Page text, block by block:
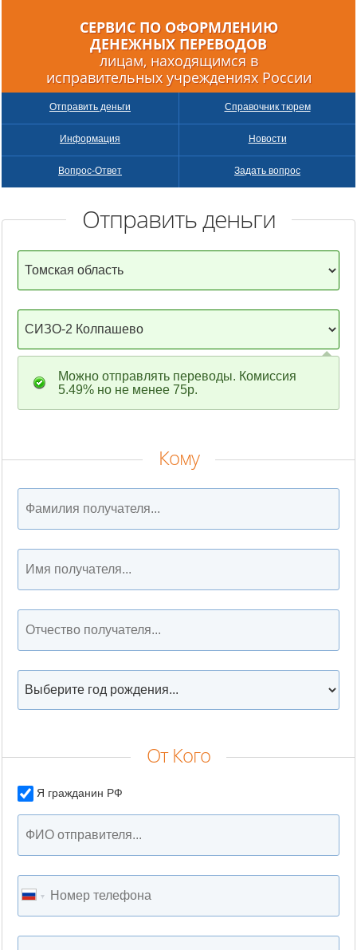
СЕРВИС ПО ОФОРМЛЕНИЮ
ДЕНЕЖНЫХ ПЕРЕВОДОВ
лицам, находящимся в
исправительных учреждениях России
Отправить деньги Справочник тюрем
Информация Новости
Вопрос-Ответ Задать вопрос
Отправить деньги
Можно отправлять переводы. Комиссия
5.49% но не менее 75р.
Кому
От Кого
Я гражданин РФ